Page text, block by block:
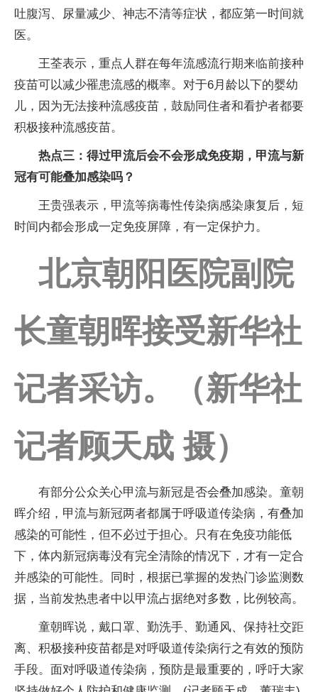
吐腹泻、尿量减少、神志不清等症状，都应第一时间就
医。
王荃表示，重点人群在每年流感流行期来临前接种
疫苗可以减少罹患流感的概率。对于6月龄以下的婴幼
儿，因为无法接种流感疫苗，鼓励同住者和看护者都要
积极接种流感疫苗。
热点三：得过甲流后会不会形成免疫期，甲流与新
冠有可能叠加感染吗？
王贵强表示，甲流等病毒性传染病感染康复后，短
时间内都会形成一定免疫屏障，有一定保护力。
北京朝阳医院副院
长童朝晖接受新华社
记者采访。（新华社
记者顾天成 摄）
有部分公众关心甲流与新冠是否会叠加感染。童朝
晖介绍，甲流与新冠两者都属于呼吸道传染病，有叠加
感染的可能性，但不必过于担心。只有在免疫功能低
下，体内新冠病毒没有完全清除的情况下，才有一定合
并感染的可能性。同时，根据已掌握的发热门诊监测数
据，当前发热患者中以甲流占据绝对多数，比例较高。
童朝晖说，戴口罩、勤洗手、勤通风、保持社交距
离、积极接种疫苗都是对呼吸道传染病行之有效的预防
手段。面对呼吸道传染病，预防是最重要的，呼吁大家